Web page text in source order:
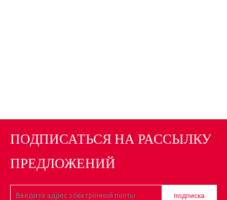
ПОДПИСАТЬСЯ НА РАССЫЛКУ
ПРЕДЛОЖЕНИЙ
подписка